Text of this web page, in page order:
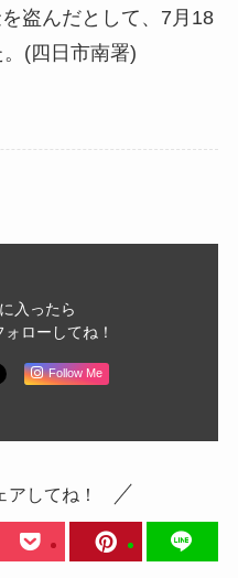
盗んだとして、7月18
(四日市南署)
入ったら
ローしてね！
Follow Me
アしてね！